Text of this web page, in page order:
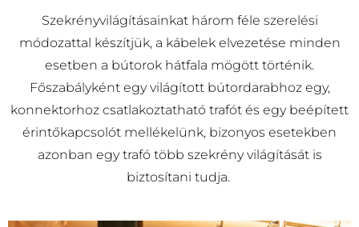
Szekrényvilágításainkat három féle szerelési
módozattal készítjük, a kábelek elvezetése minden
esetben a bútorok hátfala mögött történik.
Főszabályként egy világított bútordarabhoz egy,
konnektorhoz csatlakoztatható trafót és egy beépített
érintőkapcsolót mellékelünk, bizonyos esetekben
azonban egy trafó több szekrény világítását is
biztosítani tudja.